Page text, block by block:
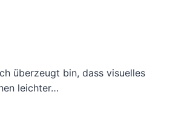
überzeugt bin, dass visuelles
leichter…